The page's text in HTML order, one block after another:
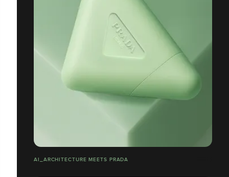
AI_ARCHITECTURE MEETS PRADA